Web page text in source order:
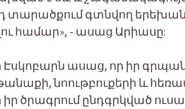
տարածքում գտնվող
համար», - ասաց Արիասը:
Էսկոբարն ասաց, որ իր
նոութբուքերի և
իր ծրագրում ընդգրկված